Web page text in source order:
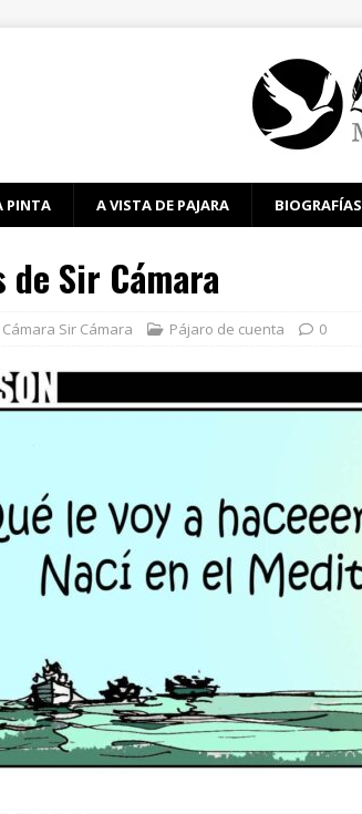
PINTA A VISTA DE PAJARA BIOGRAFÍAS
de Sir Cámara
Cámara Sir Cámara Pájaro de cuenta 0